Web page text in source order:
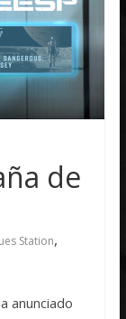
de
Station,
anunciado